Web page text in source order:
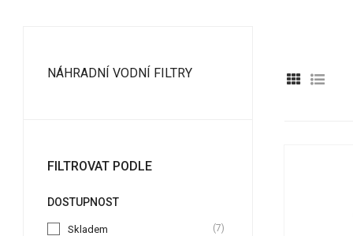
NÁHRADNÍ VODNÍ FILTRY
FILTROVAT PODLE
DOSTUPNOST
Skladem (7)